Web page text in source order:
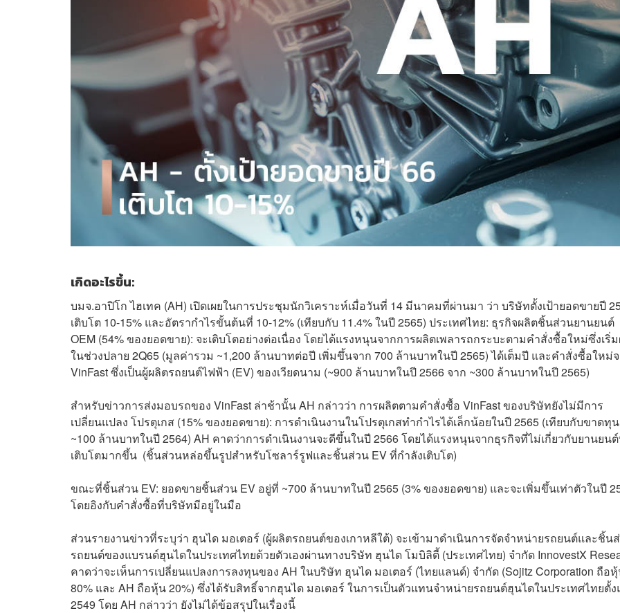
เกิดอะไรขึ้น:
บมจ.อาปิโก ไฮเทค (AH) เปิดเผยในการประชุมนักวิเคราะห์เมื่อวันที่ 14 มีนาคมที่ผ่านมา ว่า บริษัทตั้งเป้ายอดขายปี
เติบโต 10-15% และอัตรากำไรขั้นต้นที่ 10-12% (เทียบกับ 11.4% ในปี 2565) ประเทศไทย: ธุรกิจผลิตชิ้นส่วนยานยนต์
OEM (54% ของยอดขาย): จะเติบโตอย่างต่อเนื่อง โดยได้แรงหนุนจากการผลิตเพลารถกระบะตามคำสั่งซื้อใหม่ซึ่งเริ่
ในช่วงปลาย 2Q65 (มูลค่ารวม ~1,200 ล้านบาทต่อปี เพิ่มขึ้นจาก 700 ล้านบาทในปี 2565) ได้เต็มปี และคำสั่งซื้อใหม่
VinFast ซึ่งเป็นผู้ผลิตรถยนต์ไฟฟ้า (EV) ของเวียดนาม (~900 ล้านบาทในปี 2566 จาก ~300 ล้านบาทในปี 2565)
สำหรับข่าวการส่งมอบรถของ VinFast ล่าช้านั้น AH กล่าวว่า การผลิตตามคำสั่งซื้อ VinFast ของบริษัทยังไม่มีการ
เปลี่ยนแปลง โปรตุเกส (15% ของยอดขาย): การดำเนินงานในโปรตุเกสทำกำไรได้เล็กน้อยในปี 2565 (เทียบกับขาดทุน
~100 ล้านบาทในปี 2564) AH คาดว่าการดำเนินงานจะดีขึ้นในปี 2566 โดยได้แรงหนุนจากธุรกิจที่ไม่เกี่ยวกับยานยน
เติบโตมากขึ้น (ชิ้นส่วนหล่อขึ้นรูปสำหรับโซลาร์รูฟและชิ้นส่วน EV ที่กำลังเติบโต)
ขณะที่ชิ้นส่วน EV: ยอดขายชิ้นส่วน EV อยู่ที่ ~700 ล้านบาทในปี 2565 (3% ของยอดขาย) และจะเพิ่มขึ้นเท่าตัวในปี
โดยอิงกับคำสั่งซื้อที่บริษัทมีอยู่ในมือ
ส่วนรายงานข่าวที่ระบุว่า ฮุนได มอเตอร์ (ผู้ผลิตรถยนต์ของเกาหลีใต้) จะเข้ามาดำเนินการจัดจำหน่ายรถยนต์และชิ้น
รถยนต์ของแบรนด์ฮุนไดในประเทศไทยด้วยตัวเองผ่านทางบริษัท ฮุนได โมบิลิตี้ (ประเทศไทย) จำกัด InnovestX
คาดว่าจะเห็นการเปลี่ยนแปลงการลงทุนของ AH ในบริษัท ฮุนได มอเตอร์ (ไทยแลนด์) จำกัด (Sojitz Corporation ถือ
80% และ AH ถือหุ้น 20%) ซึ่งได้รับสิทธิ์จากฮุนได มอเตอร์ ในการเป็นตัวแทนจำหน่ายรถยนต์ฮุนไดในประเทศไทยตั้
2549 โดย AH กล่าวว่า ยังไม่ได้ข้อสรุปในเรื่องนี้